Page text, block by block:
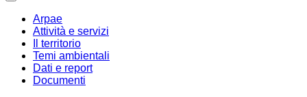
chiudi
Arpae
Attività e servizi
Il territorio
Temi ambientali
Dati e report
Documenti